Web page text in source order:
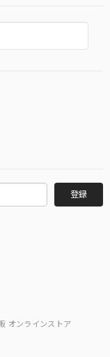
登録
オンラインストア